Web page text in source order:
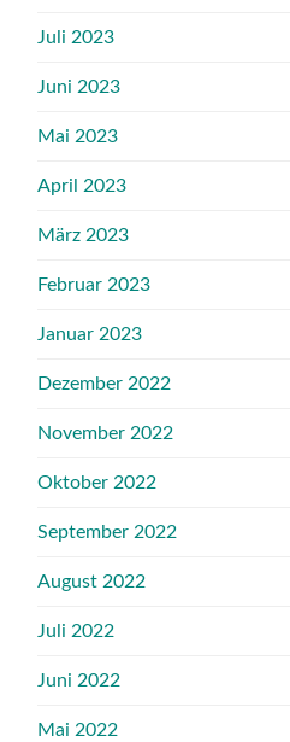
Juli 2023
Juni 2023
Mai 2023
April 2023
März 2023
Februar 2023
Januar 2023
Dezember 2022
November 2022
Oktober 2022
September 2022
August 2022
Juli 2022
Juni 2022
Mai 2022